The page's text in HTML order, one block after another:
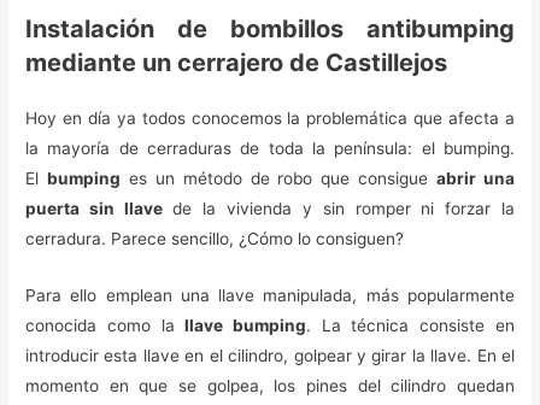
Instalación de bombillos antibumping
mediante un cerrajero de Castillejos
Hoy en día ya todos conocemos la problemática que afecta a
la mayoría de cerraduras de toda la península: el bumping.
El bumping es un método de robo que consigueabrir una
puerta sin llavede la vivienda y sin romper ni forzar la
cerradura. Parece sencillo, ¿Cómo lo consiguen?
Para ello emplean una llave manipulada, más popularmente
conocida como lallave bumping. La técnica consiste en
introducir esta llave en el cilindro, golpear y girar la llave. En el
momento en que se golpea, los pines del cilindro quedan